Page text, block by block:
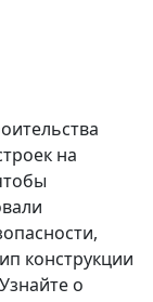
на
конструкции
о